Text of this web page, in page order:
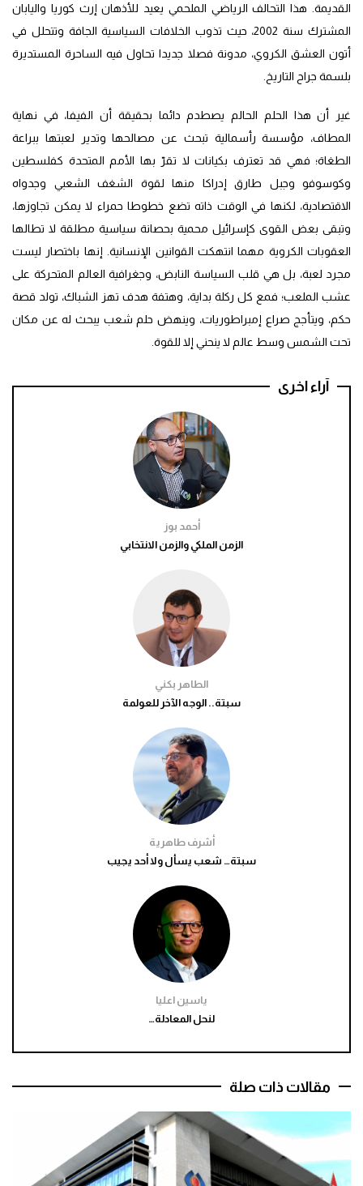
القديمة. هذا التحالف الرياضي الملحمي يعيد للأذهان إرث كوريا واليابان
المشترك سنة 2002، حيث تذوب الخلافات السياسية الجافة وتتحلل في
أتون العشق الكروي، مدونة فصلا جديدا تحاول فيه الساحرة المستديرة
بلسمة جراح التاريخ.
غير أن هذا الحلم الحالم يصطدم دائما بحقيقة أن الفيفا، في نهاية
المطاف، مؤسسة رأسمالية تبحث عن مصالحها وتدير لعبتها ببراعة
الطغاة؛ فهي قد تعترف بكيانات لا تقرّ بها الأمم المتحدة كفلسطين
وكوسوفو وجبل طارق إدراكا منها لقوة الشغف الشعبي وجدواه
الاقتصادية، لكنها في الوقت ذاته تضع خطوطا حمراء لا يمكن تجاوزها،
وتبقى بعض القوى كإسرائيل محمية بحصانة سياسية مطلقة لا تطالها
العقوبات الكروية مهما انتهكت القوانين الإنسانية. إنها باختصار ليست
مجرد لعبة، بل هي قلب السياسة النابض، وجغرافية العالم المتحركة على
عشب الملعب؛ فمع كل ركلة بداية، وهتفة هدف تهز الشباك، تولد قصة
حكم، ويتأجج صراع إمبراطوريات، وينهض حلم شعب يبحث له عن مكان
تحت الشمس وسط عالم لا ينحني إلا للقوة.
آراء اخرى
أحمد بوز
الزمن الملكي والزمن الانتخابي
الطاهر بكني
سبتة.. الوجه الآخر للعولمة
أشرف طاهرية
سبتة… شعب يسأل ولا أحد يجيب
ياسين اعليا
لنحل المعادلة…
مقالات ذات صلة